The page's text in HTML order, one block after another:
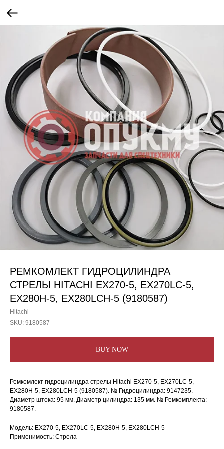
РЕМКОМЛЕКТ ГИДРОЦИЛИНДРА
СТРЕЛЫ HITACHI EX270-5, EX270LC-5,
EX280H-5, EX280LCH-5 (9180587)
Hitachi
SKU: 9180587
BUY NOW
Ремкомлект гидроцилиндра стрелы Hitachi EX270-5, EX270LC-5,
EX280H-5, EX280LCH-5 (9180587). № Гидроцилиндра: 9147235.
Диаметр штока: 95 мм. Диаметр цилиндра: 135 мм. № Ремкомплекта:
9180587.
Модель: EX270-5, EX270LC-5, EX280H-5, EX280LCH-5
Применимость: Стрела